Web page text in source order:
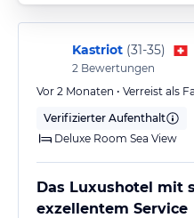
Kastriot (31-35)
2 Bewertungen
Vor 2 Monaten • Verreist als
Verifizierter Aufenthalt
Deluxe Room Sea View
Das Luxushotel mit
exzellentem Service